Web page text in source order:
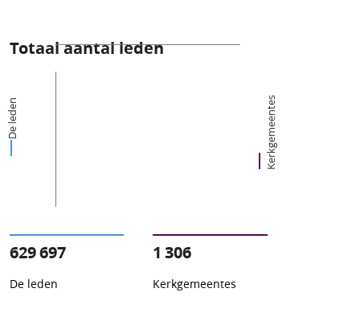
Totaal aantal leden
De leden Kerkgemeentes
629 697
De leden
1 306
Kerkgemeentes